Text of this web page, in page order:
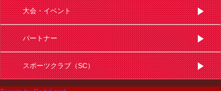
大会・イベント
パートナー
スポーツクラブ（SC）